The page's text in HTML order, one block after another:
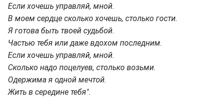
Если хочешь управляй, мной.
В моем сердце сколько хочешь, столько гости.
Я готова быть твоей судьбой.
Частью тебя или даже вдохом последним.
Если хочешь управляй, мной.
Сколько надо поцелуев, столько возьми.
Одержима я одной мечтой.
Жить в середине тебя".